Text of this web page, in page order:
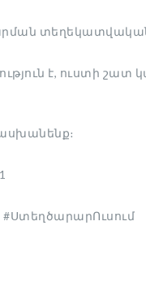
է, ուստի շատ
#ՍտեղծարարՈւսում